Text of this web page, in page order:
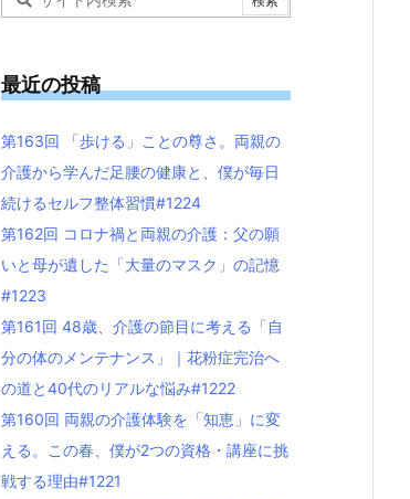
最近の投稿
第163回 「歩ける」ことの尊さ。両親の
介護から学んだ足腰の健康と、僕が毎日
続けるセルフ整体習慣#1224
第162回 コロナ禍と両親の介護：父の願
いと母が遺した「大量のマスク」の記憶
#1223
第161回 48歳、介護の節目に考える「自
分の体のメンテナンス」｜花粉症完治へ
の道と40代のリアルな悩み#1222
第160回 両親の介護体験を「知恵」に変
える。この春、僕が2つの資格・講座に挑
戦する理由#1221